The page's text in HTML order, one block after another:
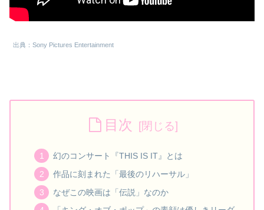
出典：Sony Pictures Entertainment
目次
幻のコンサート『THIS IS IT』とは
作品に刻まれた「最後のリハーサル」
なぜこの映画は「伝説」なのか